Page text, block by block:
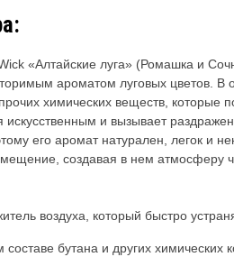
«Алтайские луга» (Ромашка и
ароматом луговых цветов. В
химических веществ,
искусственным и вызывает
его аромат натурален, легок и
создавая в нем атмосферу
воздуха, который быстро
составе бутана и других химических